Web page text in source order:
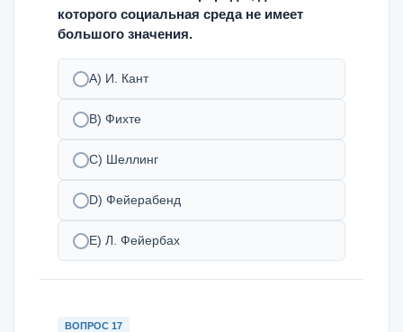
которого социальная среда не имеет
большого значения.
А) И. Кант
В) Фихте
С) Шеллинг
D) Фейерабенд
Е) Л. Фейербах
ВОПРОС 17